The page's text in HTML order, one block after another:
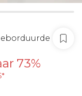
73%